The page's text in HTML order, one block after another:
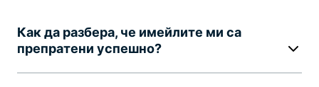
Как да разбера, че имейлите ми са
препратени успешно?